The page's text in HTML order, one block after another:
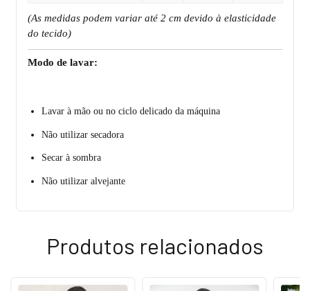
(As medidas podem variar até 2 cm devido à elasticidade
do tecido)
Modo de lavar:
Lavar à mão ou no ciclo delicado da máquina
Não utilizar secadora
Secar à sombra
Não utilizar alvejante
Produtos relacionados